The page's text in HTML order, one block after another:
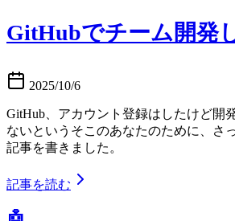
GitHubでチーム開発
2025/10/6
GitHub、アカウント登録はしたけど開
ないというそこのあなたのために、さ
記事を書きました。
記事を読む